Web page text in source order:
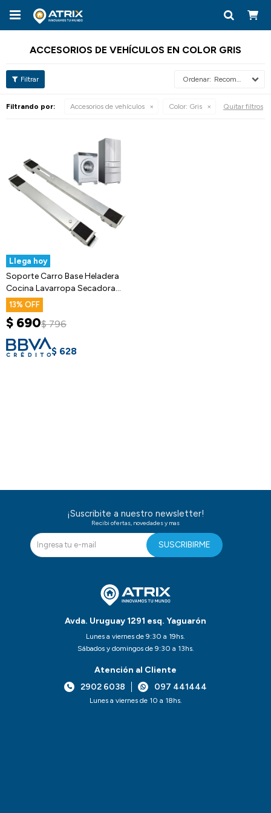

ACCESORIOS DE VEHÍCULOS EN COLOR GRIS
Recomendados
Filtrando por: Accesorios de vehículos Color: Gris Quitar filtros
Llega hoy
Soporte Carro Base Heladera
Cocina Lavarropa Secadora
Ruedas
13
$ 690$ 796
$ 628
Avda. Uruguay 1291 esq. Yaguarón
Lunes a viernes de 9:30 a 19hs.
Sábados y domingos de 9:30 a 13hs.
Atención al Cliente
2902 6038
097 441444
Lunes a viernes de 10 a 18hs.
¡Suscribite a nuestro newsletter!
Recibi ofertas, novedades y mas
SUSCRIBIRME